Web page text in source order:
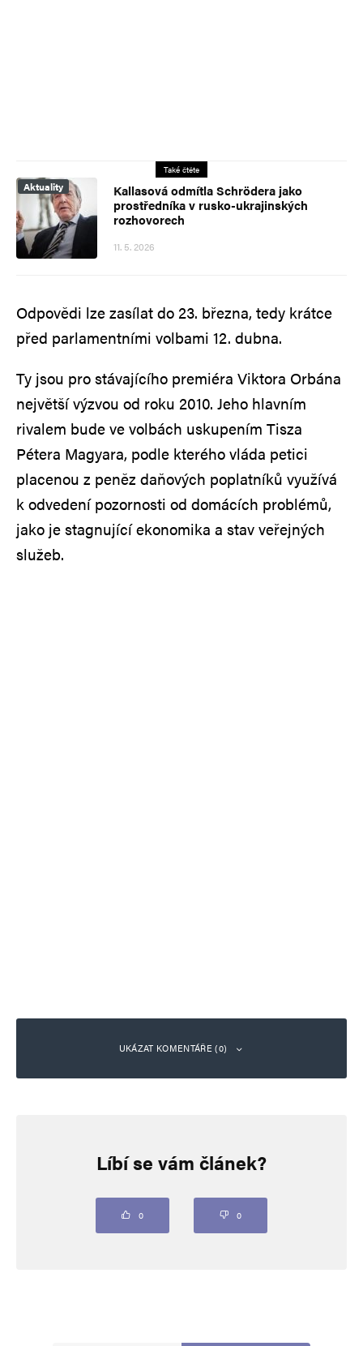
Také čtěte
Aktuality
Kallasová odmítla Schrödera jako
prostředníka v rusko-ukrajinských
rozhovorech
11. 5. 2026
Odpovědi lze zasílat do 23. března, tedy krátce
před parlamentními volbami 12. dubna.
Ty jsou pro stávajícího premiéra Viktora Orbána
největší výzvou od roku 2010. Jeho hlavním
rivalem bude ve volbách uskupením Tisza
Pétera Magyara, podle kterého vláda petici
placenou z peněz daňových poplatníků využívá
k odvedení pozornosti od domácích problémů,
jako je stagnující ekonomika a stav veřejných
služeb.
UKÁZAT KOMENTÁŘE (0)
Vaše e-mailová adresa nebude zveřejněna. Vyžadované informace jsou
Líbí se vám článek?
0 0